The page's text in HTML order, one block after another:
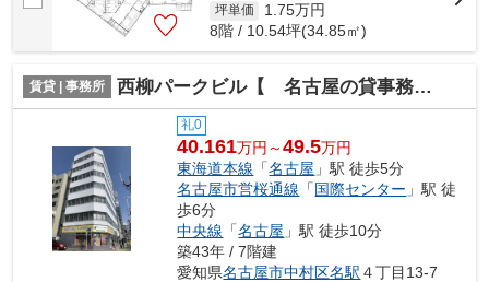
坪単価 1.75万円
8階 / 10.54坪(34.85㎡)
賃貸 | 事務所 西柳パークビル【 名古屋の貸事務所・貸オフィス 】
礼0
40.161万円～49.5万円
東海道本線 「名古屋 」駅 徒歩5分
名古屋市営桜通線 「国際センター 」駅 徒
歩6分
中央線 「名古屋 」駅 徒歩10分
築43年 / 7階建
愛知県名古屋市中村区名駅 ４丁目13-7